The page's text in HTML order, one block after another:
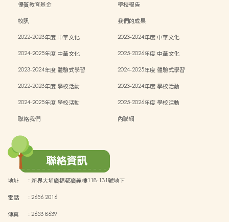
優質教育基金
學校報告
校訊
我們的成果
2022-2023年度 中華文化
2023-2024年度 中華文化
2024-2025年度 中華文化
2025-2026年度 中華文化
2023-2024年度 體驗式學習
2024-2025年度 體驗式學習
2022-2023年度 學校活動
2023-2024年度 學校活動
2024-2025年度 學校活動
2025-2026年度 學校活動
聯絡我們
內聯網
聯絡資訊
地址 :新界大埔廣福邨廣義樓118-131號地下
電話 :2656 2016
傳真 :2653 8639